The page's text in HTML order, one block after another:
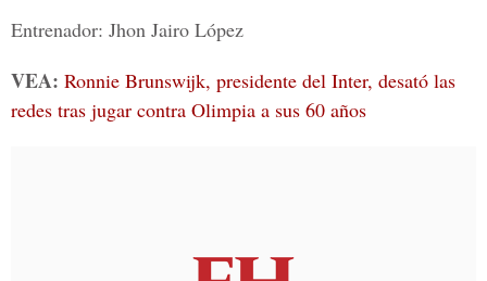
Entrenador: Jhon Jairo López
VEA: Ronnie Brunswijk, presidente del Inter, desató las
redes tras jugar contra Olimpia a sus 60 años